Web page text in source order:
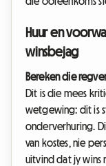
Huur en
winsbejag
Bereken die
Dit is die mees
wetgewing: dit is
onderverhuring.
van kostes, nie
uitvind dat jy wins